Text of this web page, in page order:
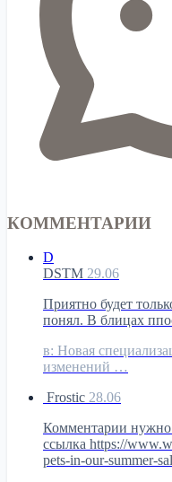
КОММЕНТАРИИ
D
DSTM 29.06
Приятно будет
понял. В блицах
в: Новая
изменений …
Frostic 28.06
Комментарии нужно
ссылка https://
pets-in-our-summer-